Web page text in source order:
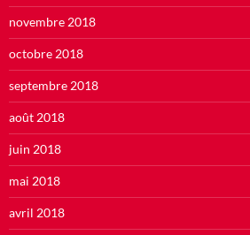
novembre 2018
octobre 2018
septembre 2018
août 2018
juin 2018
mai 2018
avril 2018